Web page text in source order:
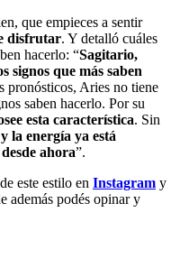
que empieces a sentir
disfrutar. Y detalló cuáles
hacerlo: “Sagitario,
signos que más saben
pronósticos, Aries no tiene
saben hacerlo. Por su
esta característica. Sin
la energía ya está
ahora”.
este estilo en Instagram y
además podés opinar y